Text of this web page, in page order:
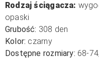
Rodzaj ściągacza:
opaski
Grubość: 308 den
Kolor: czarny
Dostępne rozmiary: 68-